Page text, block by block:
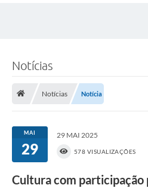
Notícias
Notícias Notícia
MAI
29
29 MAI 2025
578 VISUALIZAÇÕES
Cultura com participação